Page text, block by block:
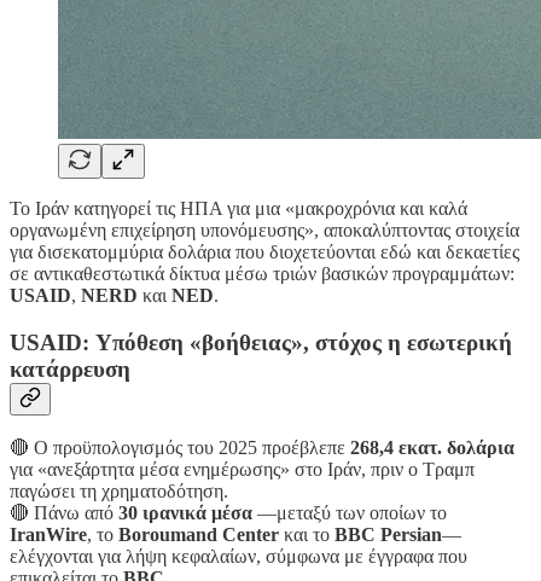
Το Ιράν κατηγορεί τις ΗΠΑ για μια «μακροχρόνια και καλά
οργανωμένη επιχείρηση υπονόμευσης», αποκαλύπτοντας στοιχεία
για δισεκατομμύρια δολάρια που διοχετεύονται εδώ και δεκαετίες
σε αντικαθεστωτικά δίκτυα μέσω τριών βασικών προγραμμάτων:
USAID, NERD και NED.
USAID: Υπόθεση «βοήθειας», στόχος η εσωτερική
κατάρρευση
🔴 Ο προϋπολογισμός του 2025 προέβλεπε 268,4 εκατ. δολάρια
για «ανεξάρτητα μέσα ενημέρωσης» στο Ιράν, πριν ο Τραμπ
παγώσει τη χρηματοδότηση.
🔴 Πάνω από 30 ιρανικά μέσα —μεταξύ των οποίων το
IranWire, το Boroumand Center και το BBC Persian—
ελέγχονται για λήψη κεφαλαίων, σύμφωνα με έγγραφα που